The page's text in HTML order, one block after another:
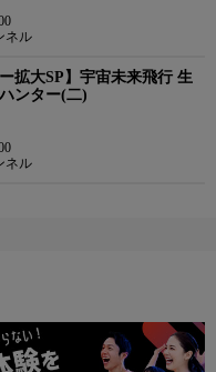
ネル
拡大SP】宇宙未来飛行 生
ンター(二)
ネル